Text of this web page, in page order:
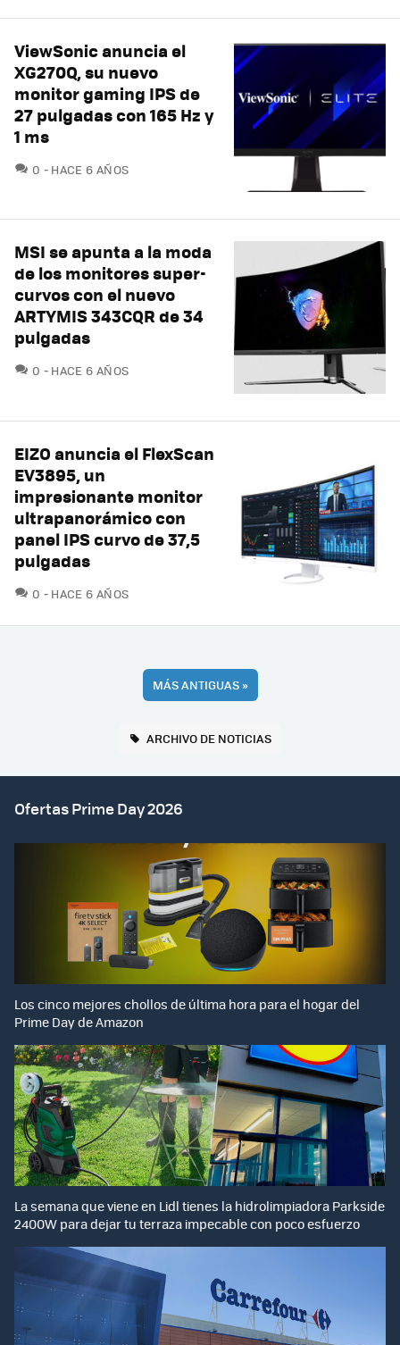
ViewSonic anuncia el
XG270Q, su nuevo
monitor gaming IPS de
27 pulgadas con 165 Hz y
1 ms
0 COMENTARIOS
HACE 6 AÑOS
MSI se apunta a la moda
de los monitores super-
curvos con el nuevo
ARTYMIS 343CQR de 34
pulgadas
0 COMENTARIOS
HACE 6 AÑOS
EIZO anuncia el FlexScan
EV3895, un
impresionante monitor
ultrapanorámico con
panel IPS curvo de 37,5
pulgadas
0 COMENTARIOS
HACE 6 AÑOS
MÁS ANTIGUAS»
ARCHIVO DE NOTICIAS
Ofertas Prime Day 2026
Los cinco mejores chollos de última hora para el hogar del
Prime Day de Amazon
La semana que viene en Lidl tienes la hidrolimpiadora Parkside
2400W para dejar tu terraza impecable con poco esfuerzo